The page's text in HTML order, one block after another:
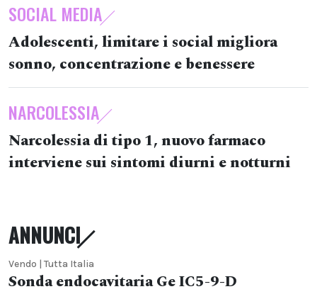
SOCIAL MEDIA
Adolescenti, limitare i social migliora
sonno, concentrazione e benessere
NARCOLESSIA
Narcolessia di tipo 1, nuovo farmaco
interviene sui sintomi diurni e notturni
ANNUNCI
Vendo | Tutta Italia
Sonda endocavitaria Ge IC5-9-D